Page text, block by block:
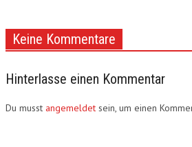
Keine Kommentare
Hinterlasse einen Kommentar
Du musst angemeldet sein, um einen